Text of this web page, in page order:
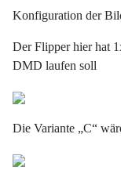
Konfiguration der
Der Flipper hier hat
DMD laufen soll
Die Variante „C“